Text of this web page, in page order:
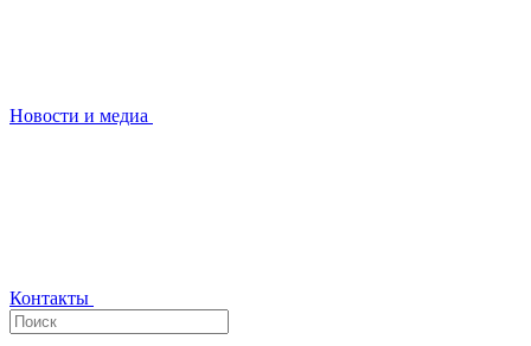
Новости и медиа
Контакты